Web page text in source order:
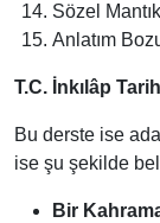
Sözel
Anlatım
T.C. İnkılâp
Bu derste ise
ise şu şekilde
Bir